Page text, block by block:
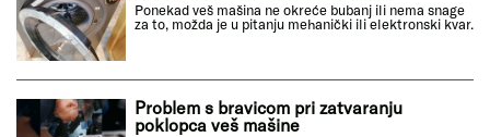
Ponekad veš mašina ne okreće bubanj ili nema snage
za to, možda je u pitanju mehanički ili elektronski kvar.
Problem s bravicom pri zatvaranju
poklopca veš mašine